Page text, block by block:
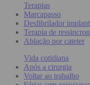
Terapias
Marcapasso
Desfibrilador
Terapia de
Ablação por cateter
Vida cotidiana
Após a cirurgia
Voltar ao trabalho